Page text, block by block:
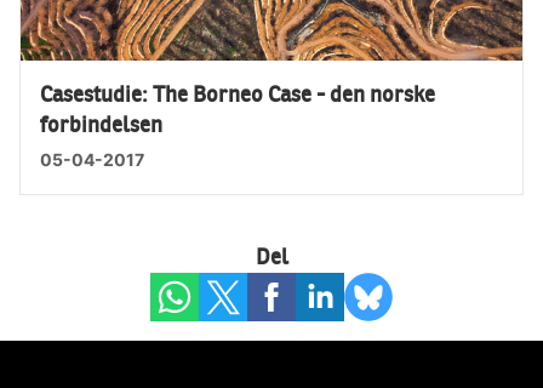
Casestudie: The Borneo Case - den norske
forbindelsen
05-04-2017
Del